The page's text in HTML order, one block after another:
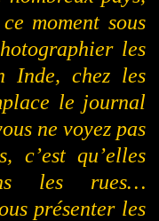
moment sous
les
Inde, chez les
le journal
ne voyez pas
c’est qu’elles
les rues…
présenter les